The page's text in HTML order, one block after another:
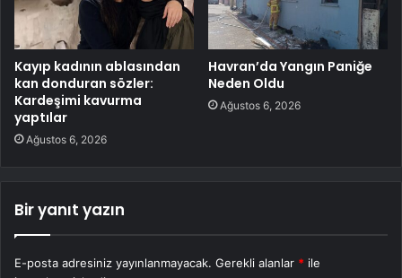
Kayıp kadının ablasından
kan donduran sözler:
Kardeşimi kavurma
yaptılar
Ağustos 6, 2026
Havran’da Yangın Paniğe
Neden Oldu
Ağustos 6, 2026
Bir yanıt yazın
E-posta adresiniz yayınlanmayacak. Gerekli alanlar * ile